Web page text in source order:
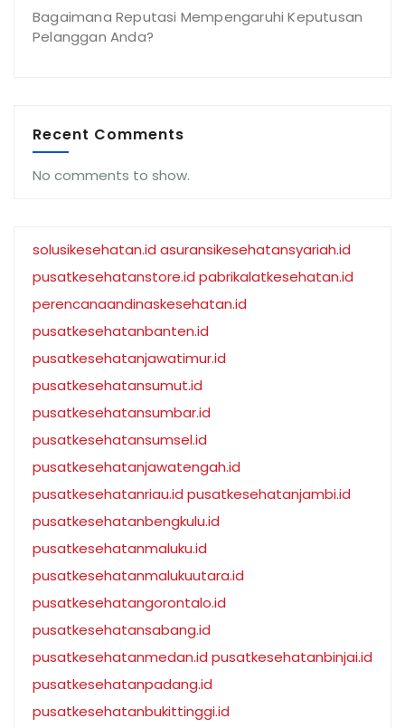
Bagaimana Reputasi Mempengaruhi Keputusan
Pelanggan Anda?
Recent Comments
No comments to show.
solusikesehatan.id asuransikesehatansyariah.id
pusatkesehatanstore.id pabrikalatkesehatan.id
perencanaandinaskesehatan.id
pusatkesehatanbanten.id
pusatkesehatanjawatimur.id
pusatkesehatansumut.id
pusatkesehatansumbar.id
pusatkesehatansumsel.id
pusatkesehatanjawatengah.id
pusatkesehatanriau.id pusatkesehatanjambi.id
pusatkesehatanbengkulu.id
pusatkesehatanmaluku.id
pusatkesehatanmalukuutara.id
pusatkesehatangorontalo.id
pusatkesehatansabang.id
pusatkesehatanmedan.id pusatkesehatanbinjai.id
pusatkesehatanpadang.id
pusatkesehatanbukittinggi.id